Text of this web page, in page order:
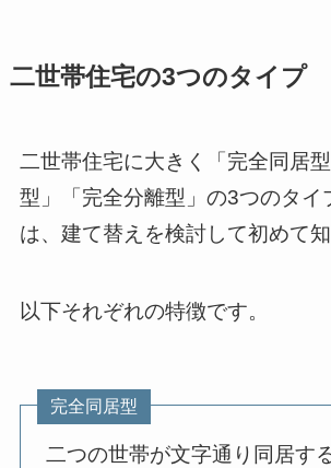
二世帯住宅の3つのタイプ
二世帯住宅に大きく「完全同居
型」「完全分離型」の3つのタイ
は、建て替えを検討して初めて知
以下それぞれの特徴です。
完全同居型
二つの世帯が文字通り同居す